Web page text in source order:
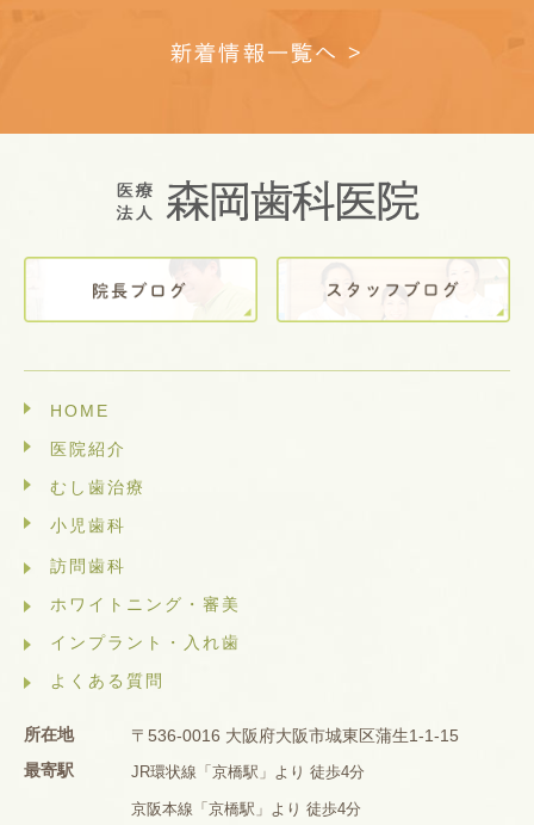
新着情報一覧へ >
HOME
医院紹介
むし歯治療
小児歯科
訪問歯科
ホワイトニング・審美
インプラント・入れ歯
よくある質問
所在地
〒536-0016 大阪府大阪市城東区蒲生1-1-15
最寄駅
JR環状線「京橋駅」より 徒歩4分
京阪本線「京橋駅」より 徒歩4分